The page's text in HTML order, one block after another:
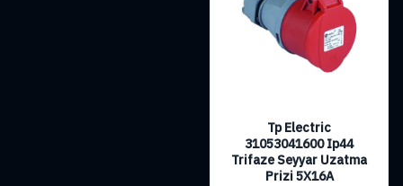
Tp Electric
31053041600 Ip44
Trifaze Seyyar Uzatma
Prizi 5X16A